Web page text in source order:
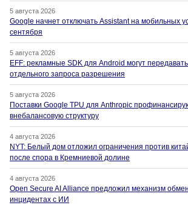
5 августа 2026
Google начнет отключать Assistant на мобильных
сентября
5 августа 2026
EFF: рекламные SDK для Android могут
отдельного запроса разрешения
5 августа 2026
Поставки Google TPU для Anthropic
внебалансовую структуру
4 августа 2026
NYT: Белый дом отложил ограничения против
после спора в Кремниевой долине
4 августа 2026
Open Secure AI Alliance предложил механизм
инцидентах с ИИ